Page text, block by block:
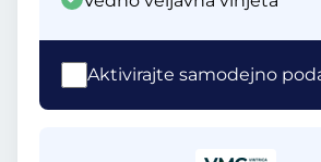
Aktivirajte samodejno